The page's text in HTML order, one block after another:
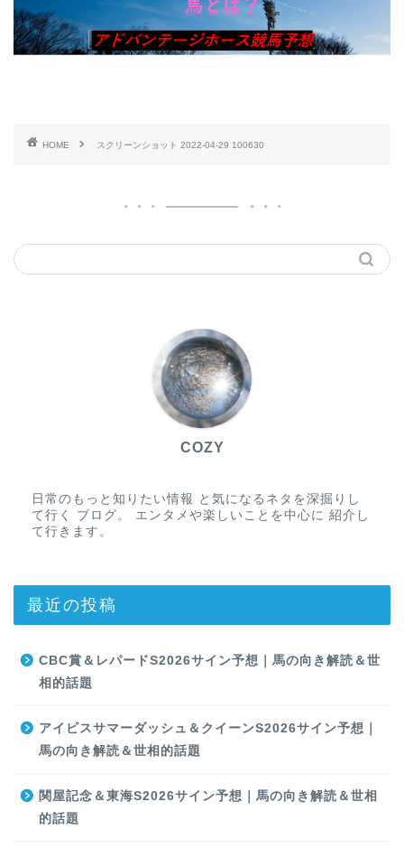
HOME スクリーンショット 2022-04-29 100630
COZY
日常のもっと知りたい情報 と気になるネタを深掘りし
て行く ブログ。 エンタメや楽しいことを中心に 紹介し
て行きます。
最近の投稿
CBC賞＆レパードS2026サイン予想｜馬の向き解読＆世
相的話題
アイビスサマーダッシュ＆クイーンS2026サイン予想｜
馬の向き解読＆世相的話題
関屋記念＆東海S2026サイン予想｜馬の向き解読＆世相
的話題